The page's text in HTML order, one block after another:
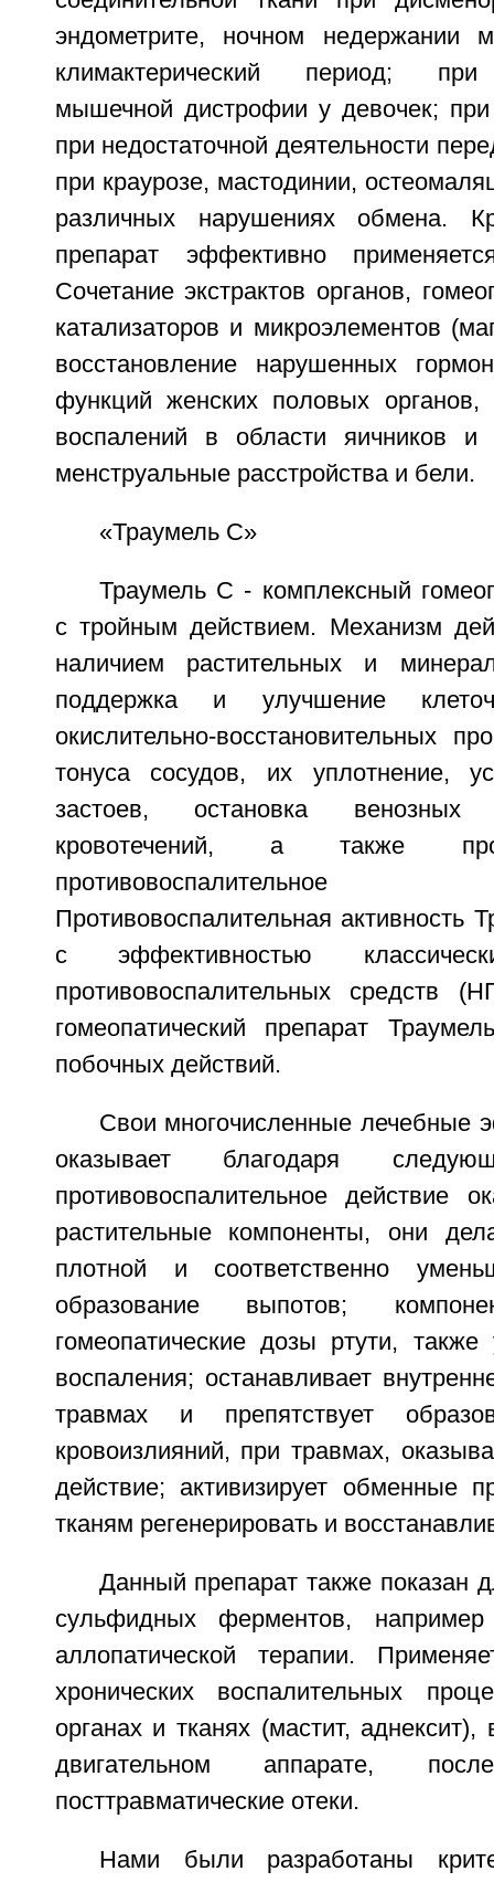
эндометрите, ночном недержании
климактерический период; при
мышечной дистрофии у девочек; при
при недостаточной деятельности
при краурозе, мастодинии,
различных нарушениях обмена.
препарат эффективно
Сочетание экстрактов органов,
катализаторов и микроэлементов
восстановление нарушенных
функций женских половых органов,
воспалений в области яичников
менструальные расстройства и бели.
«Траумель С»
Траумель С - комплексный
с тройным действием. Механизм
наличием растительных и
поддержка и улучшение
окислительно-восстановительных
тонуса сосудов, их уплотнение,
застоев, остановка
кровотечений, а также
Противовоспалительная активность
с эффективностью
противовоспалительных средств
гомеопатический препарат
побочных действий.
Свои многочисленные лечебные
оказывает благодаря
противовоспалительное действие
растительные компоненты, они
плотной и соответственно
образование выпотов;
гомеопатические дозы ртути,
воспаления; останавливает
травмах и препятствует
кровоизлияний, при травмах,
действие; активизирует обменные
тканям регенерировать и
Данный препарат также показан
сульфидных ферментов,
аллопатической терапии.
хронических воспалительных
органах и тканях (мастит,
двигательном аппарате,
посттравматические отеки.
Нами были разработаны